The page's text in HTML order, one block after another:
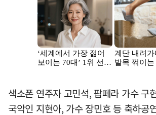
색소폰 연주자 고민석, 팝페라 가수 구
국악인 지현아, 가수 장민호 등 축하공